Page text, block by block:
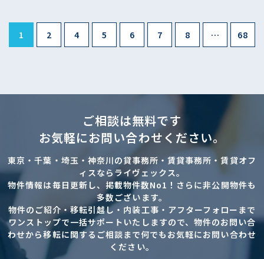
1 2 4 5 6 7 8 … 68
ご相談は無料です
お気軽にお問い合わせください。
東京・千葉・埼玉・神奈川の貸事務所・賃貸事務所・賃貸オフ
ィスならライヴェックス。
物件情報は毎日更新し、掲載物件数No1！さらに非公開物件も
多数ございます。
物件のご紹介・移転引越し・内装工事・アフターフォローまで
ワンストップで一括サポートいたしますので、物件のお問い合
わせから移転に関するご相談まで何でもお気軽にお問い合わせ
ください。